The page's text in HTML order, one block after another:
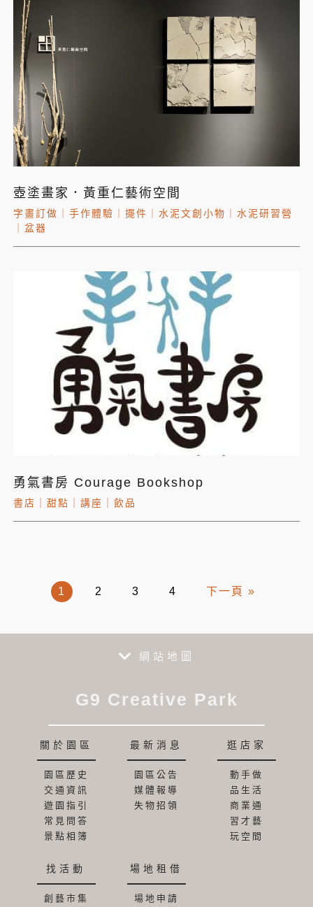
壺塗畫家．黃重仁藝術空間
字畫訂做 手作體驗 擺件 水泥文創小物
水泥研習營
盆器
勇氣書房 Courage Bookshop
書店 甜點 講座 飲品
1 2 3 4 下一頁 »
網站地圖
G9 Creative Park
關於園區
園區歷史
交通資訊
遊園指引
常見問答
景點相簿
最新消息
園區公告
媒體報導
失物招領
逛店家
動手做
品生活
商業通
習才藝
玩空間
找活動
創藝市集
場地租借
場地申請